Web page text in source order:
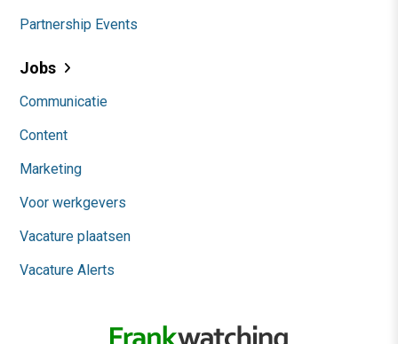
Partnership Events
Jobs
Communicatie
Content
Marketing
Voor werkgevers
Vacature plaatsen
Vacature Alerts